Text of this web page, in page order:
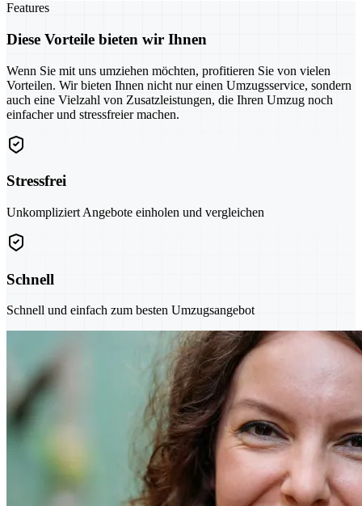
Features
Diese Vorteile bieten wir Ihnen
Wenn Sie mit uns umziehen möchten, profitieren Sie von vielen
Vorteilen. Wir bieten Ihnen nicht nur einen Umzugsservice, sondern
auch eine Vielzahl von Zusatzleistungen, die Ihren Umzug noch
einfacher und stressfreier machen.
Stressfrei
Unkompliziert Angebote einholen und vergleichen
Schnell
Schnell und einfach zum besten Umzugsangebot